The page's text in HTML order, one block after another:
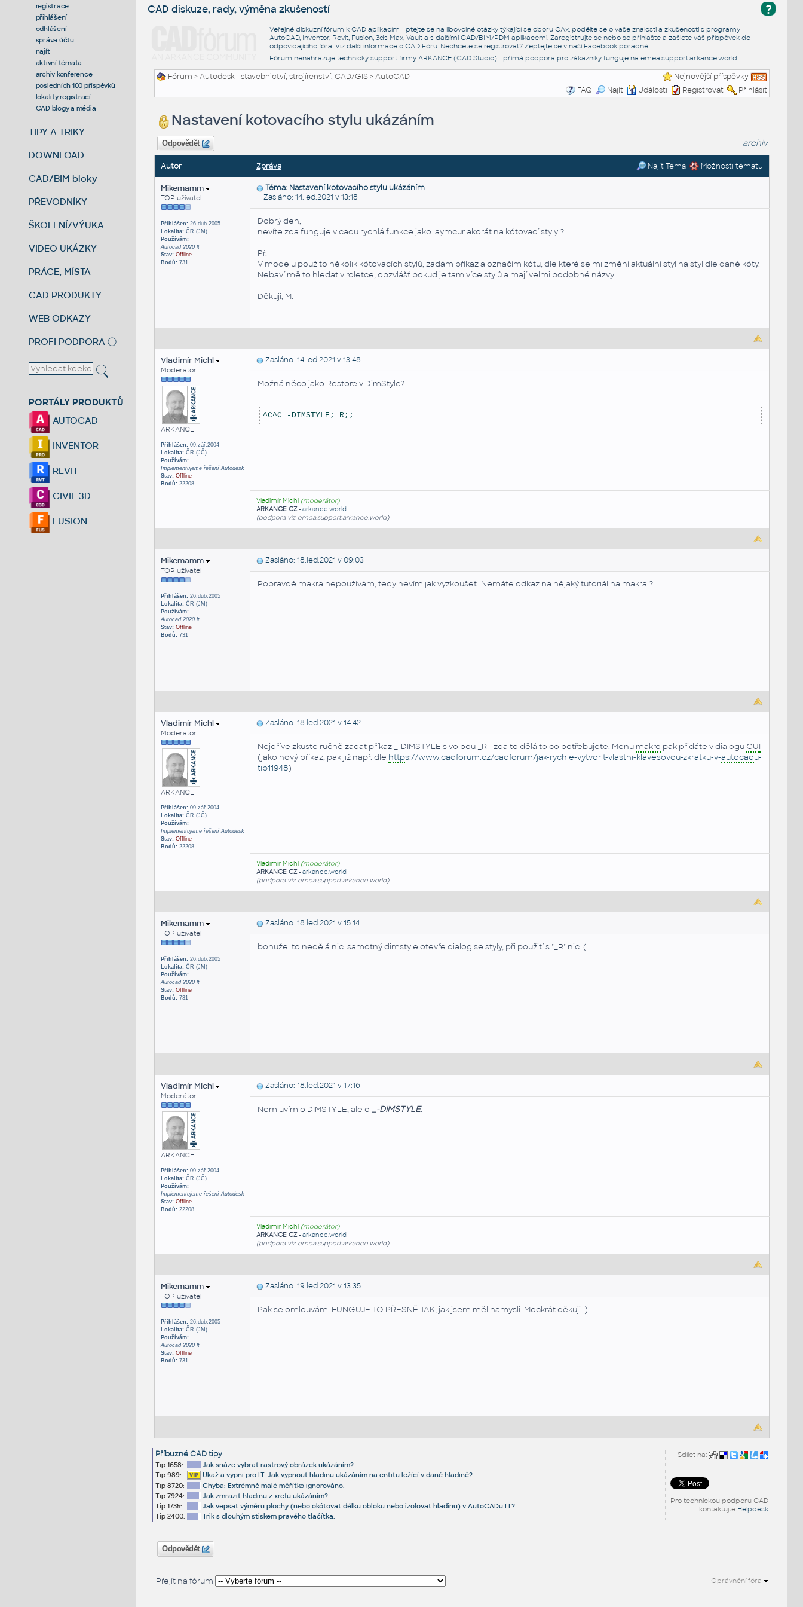
registrace
přihlášení
odhlášení
správa účtu
najít
aktivní témata
archiv konference
posledních 100 příspěvků
lokality registrací
CAD blogy a média
TIPY A TRIKY
DOWNLOAD
CAD/BIM bloky
PŘEVODNÍKY
ŠKOLENÍ/VÝUKA
VIDEO UKÁZKY
PRÁCE, MÍSTA
CAD PRODUKTY
WEB ODKAZY
PROFI PODPORA ⓘ
PORTÁLY PRODUKTŮ
AUTOCAD
INVENTOR
REVIT
CIVIL 3D
FUSION
?
CAD diskuze, rady, výměna zkušeností
Veřejné diskuzní fórum k CAD aplikacím - ptejte se na libovolné otázky týkající se oboru CAx, podělte se o vaše znalosti a zkušenosti s programy
AutoCAD, Inventor, Revit, Fusion, 3ds Max, Vault a s dalšími CAD/BIM/PDM aplikacemi. Zaregistrujte se nebo se přihlašte a zašlete váš příspěvek do
odpovídajícího fóra. Viz další informace o CAD Fóru. Nechcete se registrovat? Zeptejte se v naší Facebook poradně.
Fórum nenahrazuje technický support firmy ARKANCE (CAD Studio) - přímá podpora pro zákazníky funguje na emea.support.arkance.world
Fórum >Autodesk - stavebnictví, strojírenství, CAD/GIS>AutoCAD
Nejnovější příspěvky
FAQ
Najít Události Registrovat Přihlásit
Nastavení kotovacího stylu ukázáním
Odpovědět archiv
Autor Zpráva Najít Téma Možnosti tématu
Mikemamm
TOP uživatel
Přihlášen:26.dub.2005
Lokalita:ČR (JM)
Používám:
Autocad 2020 lt
Stav: Offline
Bodů:731
Téma: Nastavení kotovacího stylu ukázáním
Zasláno: 14.led.2021 v 13:18
Dobrý den,
nevíte zda funguje v cadu rychlá funkce jako laymcur akorát na kótovací styly ?
Př.
V modelu použito několik kótovacích stylů, zadám příkaz a označím kótu, dle které se mi změní aktuální styl na styl dle dané kóty.
Nebaví mě to hledat v roletce, obzvlášť pokud je tam více stylů a mají velmi podobné názvy.
Děkuji, M.
Vladimír Michl
Moderátor
ARKANCE
Přihlášen:09.zář.2004
Lokalita:ČR (JČ)
Používám:
Implementujeme řešení Autodesk
Stav: Offline
Bodů:22208
Zasláno: 14.led.2021 v 13:48
Možná něco jako Restore v DimStyle?
^C^C_-DIMSTYLE;_R;;
Vladimír Michl (moderátor)
ARKANCE CZ- arkance.world
(podpora viz emea.support.arkance.world)
Mikemamm
TOP uživatel
Přihlášen:26.dub.2005
Lokalita:ČR (JM)
Používám:
Autocad 2020 lt
Stav: Offline
Bodů:731
Zasláno: 18.led.2021 v 09:03
Popravdě makra nepoužívám, tedy nevím jak vyzkoušet. Nemáte odkaz na nějaký tutoriál na makra ?
Vladimír Michl
Moderátor
ARKANCE
Přihlášen:09.zář.2004
Lokalita:ČR (JČ)
Používám:
Implementujeme řešení Autodesk
Stav: Offline
Bodů:22208
Zasláno: 18.led.2021 v 14:42
Nejdříve zkuste ručně zadat příkaz _-DIMSTYLE s volbou _R - zda to dělá to co potřebujete. Menu makro pak přidáte v dialogu CUI
(jako nový příkaz, pak již např. dle https://www.cadforum.cz/cadforum/jak-rychle-vytvorit-vlastni-klavesovou-zkratku-v-autocadu-
tip11948)
Vladimír Michl (moderátor)
ARKANCE CZ- arkance.world
(podpora viz emea.support.arkance.world)
Mikemamm
TOP uživatel
Přihlášen:26.dub.2005
Lokalita:ČR (JM)
Používám:
Autocad 2020 lt
Stav: Offline
Bodů:731
Zasláno: 18.led.2021 v 15:14
bohužel to nedělá nic. samotný dimstyle otevře dialog se styly, při použití s "_R" nic :(
Vladimír Michl
Moderátor
ARKANCE
Přihlášen:09.zář.2004
Lokalita:ČR (JČ)
Používám:
Implementujeme řešení Autodesk
Stav: Offline
Bodů:22208
Zasláno: 18.led.2021 v 17:16
Nemluvím o DIMSTYLE, ale o _-DIMSTYLE.
Vladimír Michl (moderátor)
ARKANCE CZ- arkance.world
(podpora viz emea.support.arkance.world)
Mikemamm
TOP uživatel
Přihlášen:26.dub.2005
Lokalita:ČR (JM)
Používám:
Autocad 2020 lt
Stav: Offline
Bodů:731
Zasláno: 19.led.2021 v 13:35
Pak se omlouvám. FUNGUJE TO PŘESNĚ TAK, jak jsem měl namysli. Mockrát děkuji :)
Sdílet na:
Pro technickou podporu CAD
kontaktujte Helpdesk
Příbuzné CAD tipy:
Tip 1658:
Jak snáze vybrat rastrový obrázek ukázáním?
Tip 989:
Ukaž a vypni pro LT. Jak vypnout hladinu ukázáním na entitu ležící v dané hladině?
Tip 8720:
Chyba: Extrémně malé měřítko ignorováno.
Tip 7924:
Jak zmrazit hladinu z xrefu ukázáním?
Tip 1735:
Jak vepsat výměru plochy (nebo okótovat délku obloku nebo izolovat hladinu) v AutoCADu LT?
Tip 2400:
Trik s dlouhým stiskem pravého tlačítka.
Odpovědět
Přejít na fórum Oprávnění fóra